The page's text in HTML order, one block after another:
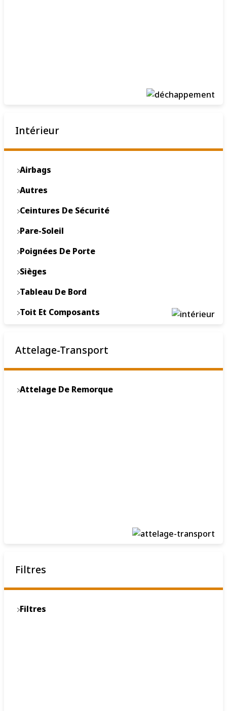
Intérieur
Airbags
Autres
Ceintures De Sécurité
Pare-Soleil
Poignées De Porte
Sièges
Tableau De Bord
Toit Et Composants
Attelage-Transport
Attelage De Remorque
Filtres
Filtres